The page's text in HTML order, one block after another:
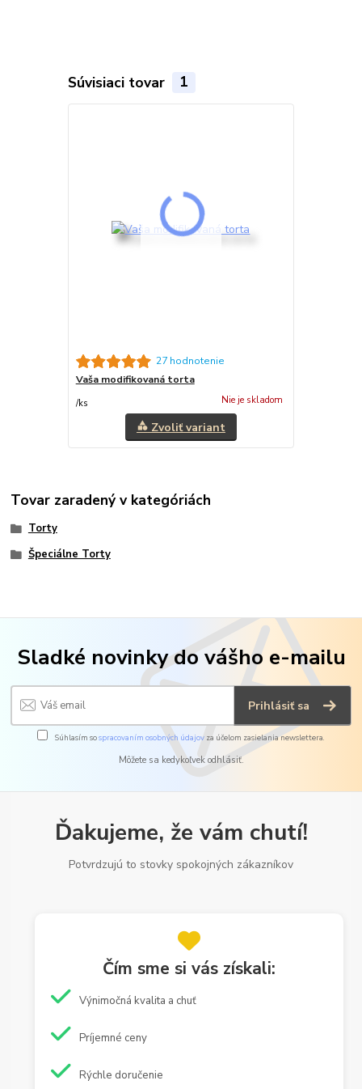
Súvisiaci tovar 1
27 hodnotenie
Vaša modifikovaná torta
/ks Nie je skladom
Zvoliť variant
Tovar zaradený v kategóriách
Torty
Špeciálne Torty
Sladké novinky do vášho e-mailu
Prihlásiť sa
Súhlasím sospracovaním osobných údajov za účelom zasielania newslettera.
Môžete sa kedykoľvek odhlásiť.
Ďakujeme, že vám chutí!
Potvrdzujú to stovky spokojných zákazníkov
Čím sme si vás získali:
Výnimočná kvalita a chuť
Príjemné ceny
Rýchle doručenie